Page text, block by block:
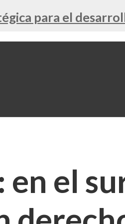
para el
el